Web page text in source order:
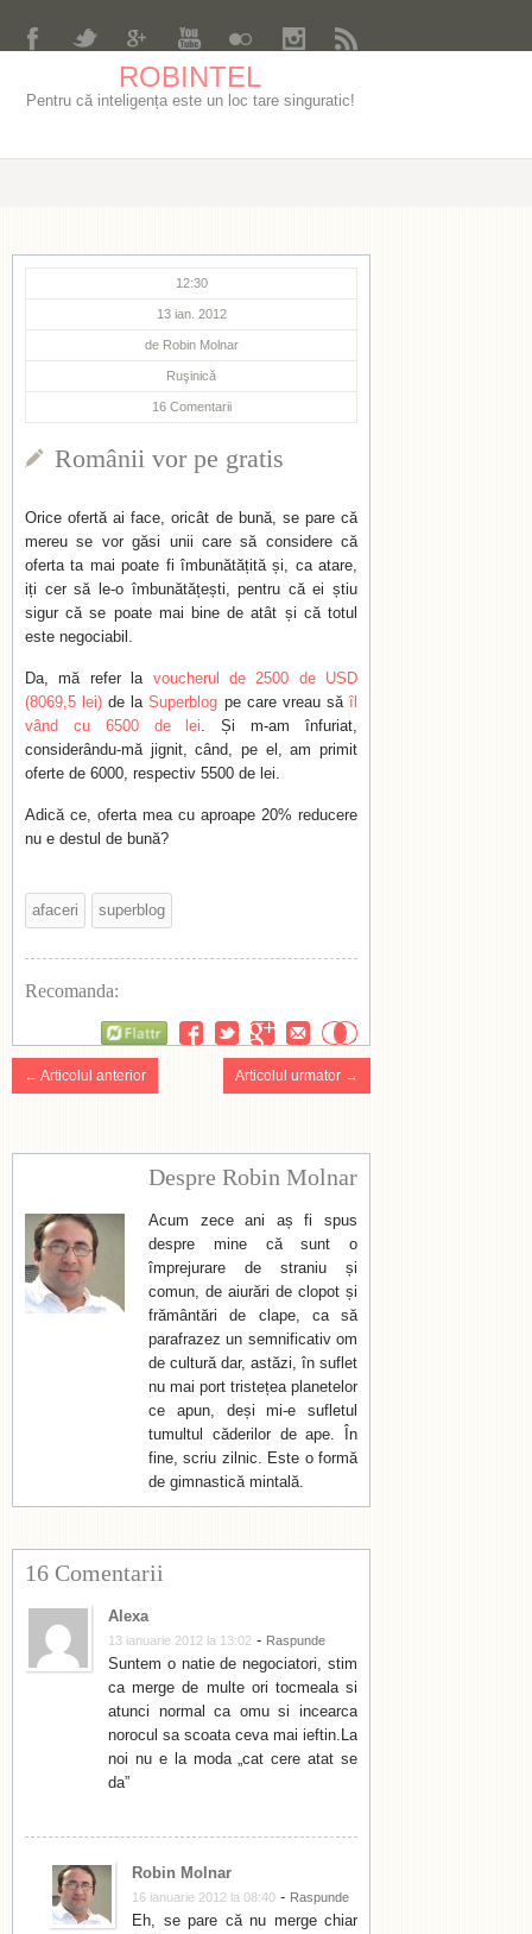
ROBINTEL
Pentru că inteligența este un loc tare singuratic!
12:30
13 ian. 2012
de Robin Molnar
Ruşinică
16 Comentarii
Românii vor pe gratis
Orice ofertă ai face, oricât de bună, se pare că
mereu se vor găsi unii care să considere că
oferta ta mai poate fi îmbunătățită și, ca atare,
iți cer să le-o îmbunătățești, pentru că ei știu
sigur că se poate mai bine de atât și că totul
este negociabil.
Da, mă refer la voucherul de 2500 de USD
(8069,5 lei) de laSuperblog pe care vreau săîl
vând cu 6500 de lei. Și m-am înfuriat,
considerându-mă jignit, când, pe el, am primit
oferte de 6000, respectiv 5500 de lei.
Adică ce, oferta mea cu aproape 20% reducere
nu e destul de bună?
afaceri superblog
Recomanda:
← Articolul anterior Articolul urmator →
Despre Robin Molnar
Acum zece ani aș fi spus
despre mine că sunt o
împrejurare de straniu și
comun, de aiurări de clopot și
frământări de clape, ca să
parafrazez un semnificativ om
de cultură dar, astăzi, în suflet
nu mai port tristețea planetelor
ce apun, deși mi-e sufletul
tumultul căderilor de ape. În
fine, scriu zilnic. Este o formă
de gimnastică mintală.
16 Comentarii
Alexa
13 ianuarie 2012 la 13:02 - Raspunde
Suntem o natie de negociatori, stim
ca merge de multe ori tocmeala si
atunci normal ca omu si incearca
norocul sa scoata ceva mai ieftin.La
noi nu e la moda „cat cere atat se
da”
Robin Molnar
16 ianuarie 2012 la 08:40 - Raspunde
Eh, se pare că nu merge chiar